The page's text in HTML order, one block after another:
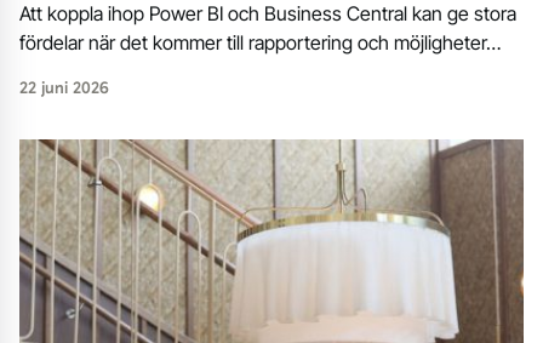
Att koppla ihop Power BI och Business Central kan ge stora
fördelar när det kommer till rapportering och möjligheter…
22 juni 2026